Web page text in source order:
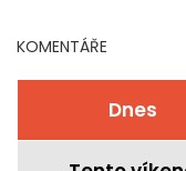
KOMENTÁŘE
Dnes